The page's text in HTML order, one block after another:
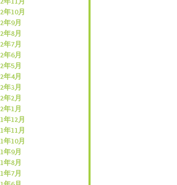
年10月
年9月
年8月
年7月
年6月
年5月
年4月
年3月
年2月
年1月
年12月
年11月
年10月
年9月
年8月
年7月